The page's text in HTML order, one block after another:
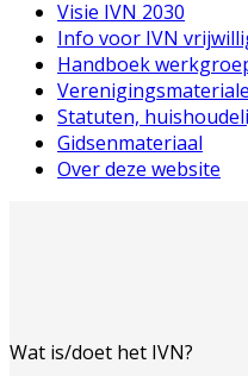
Visie IVN 2030
Info voor IVN
Handboek
Statuten,
Gidsenmateriaal
Over deze website
Wat is/doet het IVN?